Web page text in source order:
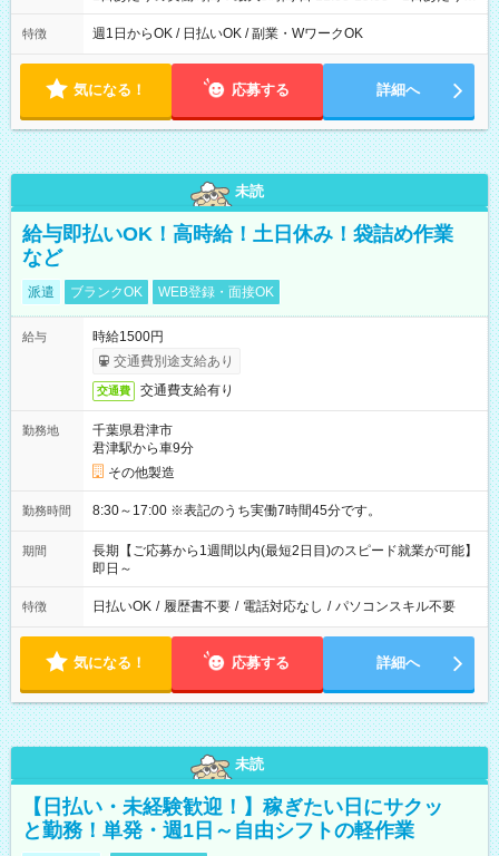
実働時間：1-5時間 └上記の時間帯内であれば、いつでも勤務可
能！ └平日・土曜日の中で、お好きな曜日でご勤務いただけま
18:00 などのように、自由な働き方が可能なお仕事です！
特徴 週1日からOK / 日払いOK / 副業・WワークOK
気になる！ 応募する 詳細へ
未読
給与即払いOK！高時給！土日休み！袋詰め作業
など
派遣 ブランクOK WEB登録・面接OK
給与
時給1500円
交通費別途支給あり
交通費 交通費支給有り
勤務地
千葉県君津市
君津駅から車9分
その他製造
勤務時間 8:30～17:00 ※表記のうち実働7時間45分です。
期間
長期【ご応募から1週間以内(最短2日目)のスピード就業が可能】
即日～
特徴 日払いOK / 履歴書不要 / 電話対応なし / パソコンスキル不要
気になる！ 応募する 詳細へ
未読
【日払い・未経験歓迎！】稼ぎたい日にサクッ
と勤務！単発・週1日～自由シフトの軽作業